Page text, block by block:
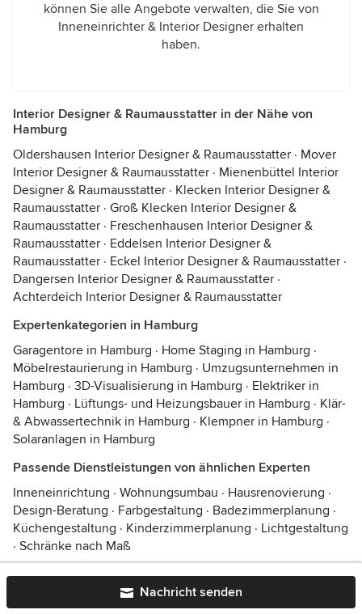
können Sie alle Angebote verwalten, die Sie von
Inneneinrichter & Interior Designer erhalten
haben.
Interior Designer & Raumausstatter in der Nähe von
Hamburg
Oldershausen Interior Designer & Raumausstatter · Mover
Interior Designer & Raumausstatter · Mienenbüttel Interior
Designer & Raumausstatter · Klecken Interior Designer &
Raumausstatter · Groß Klecken Interior Designer &
Raumausstatter · Freschenhausen Interior Designer &
Raumausstatter · Eddelsen Interior Designer &
Raumausstatter · Eckel Interior Designer & Raumausstatter ·
Dangersen Interior Designer & Raumausstatter ·
Achterdeich Interior Designer & Raumausstatter
Expertenkategorien in Hamburg
Garagentore in Hamburg · Home Staging in Hamburg ·
Möbelrestaurierung in Hamburg · Umzugsunternehmen in
Hamburg · 3D-Visualisierung in Hamburg · Elektriker in
Hamburg · Lüftungs- und Heizungsbauer in Hamburg · Klär-
& Abwassertechnik in Hamburg · Klempner in Hamburg ·
Solaranlagen in Hamburg
Passende Dienstleistungen von ähnlichen Experten
Inneneinrichtung · Wohnungsumbau · Hausrenovierung ·
Design-Beratung · Farbgestaltung · Badezimmerplanung ·
Küchengestaltung · Kinderzimmerplanung · Lichtgestaltung
· Schränke nach Maß
Nachricht senden